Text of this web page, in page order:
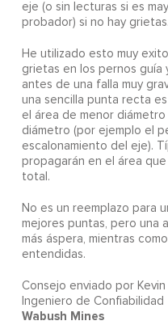
eje (o sin lecturas si es
probador) si no hay grietas.
He utilizado esto muy
grietas en los pernos guía
antes de una falla muy
una sencilla punta recta
el área de menor
diámetro (por ejemplo el
escalonamiento del eje).
propagarán en el área
total.
No es un reemplazo para
mejores puntas, pero una
más áspera, mientras
entendidas.
Consejo enviado por Kevin
Ingeniero de Confiabilidad
Wabush Mines